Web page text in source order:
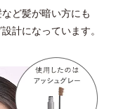
ど髪が暗い方にも
計になっています。